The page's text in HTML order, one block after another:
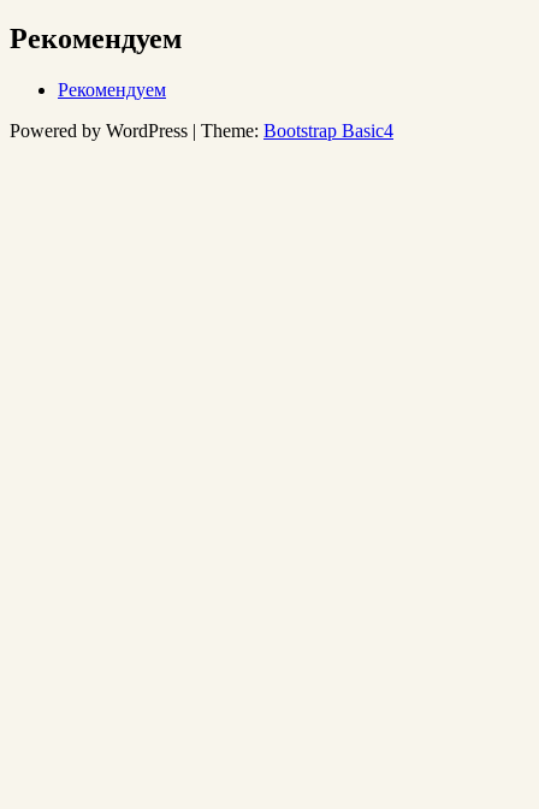
Рекомендуем
Рекомендуем
Powered by WordPress | Theme: Bootstrap Basic4